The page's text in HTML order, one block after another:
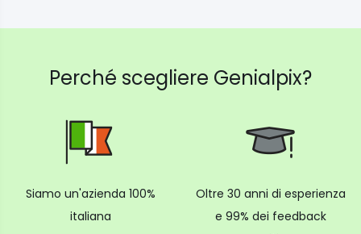
Perché scegliere Genialpix?
Siamo un'azienda 100%
italiana
Oltre 30 anni di esperienza
e 99% dei feedback